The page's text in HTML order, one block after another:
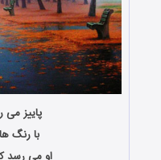
پاییز می
با رنگ
او می رسد